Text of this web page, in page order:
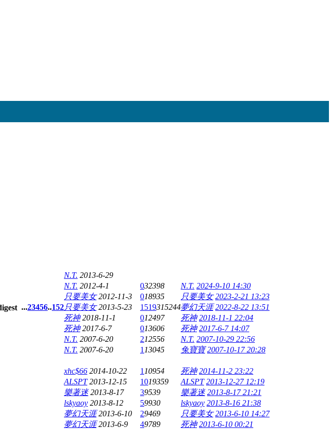
N.T. 2013-6-29
N.T. 2012-4-1 032398 N.T. 2024-9-10 14:30
只要美女 2012-11-3 018935 只要美女 2023-2-21 13:23
...23456..152只要美女 2013-5-23 1519315244夢幻天涯 2022-8-22 13:51
死神 2018-11-1 012497 死神 2018-11-1 22:04
死神 2017-6-7 013606 死神 2017-6-7 14:07
N.T. 2007-6-20 212556 N.T. 2007-10-29 22:56
N.T. 2007-6-20 1 13045 兔寶寶 2007-10-17 20:28
xhc$66 2014-10-22 1 10954 死神 2014-11-2 23:22
ALSPT 2013-12-15 1019359 ALSPT 2013-12-27 12:19
樂著迷 2013-8-17 39539 樂著迷 2013-8-17 21:21
lskyaoy 2013-8-12 59930 lskyaoy 2013-8-16 21:38
夢幻天涯 2013-6-10 29469 只要美女 2013-6-10 14:27
夢幻天涯 2013-6-9 49789 死神 2013-6-10 00:21